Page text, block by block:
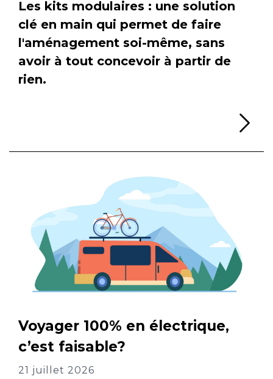
Les kits modulaires : une solution
clé en main qui permet de faire
l'aménagement soi-même, sans
avoir à tout concevoir à partir de
rien.
Voyager 100% en électrique,
c’est faisable?
21 juillet 2026